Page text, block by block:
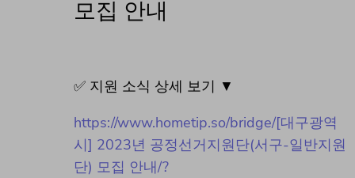
모집 안내
✅ 지원 소식 상세 보기 ▼
https://www.hometip.so/bridge/[대구광역
시] 2023년 공정선거지원단(서구-일반지원
단) 모집 안내/?